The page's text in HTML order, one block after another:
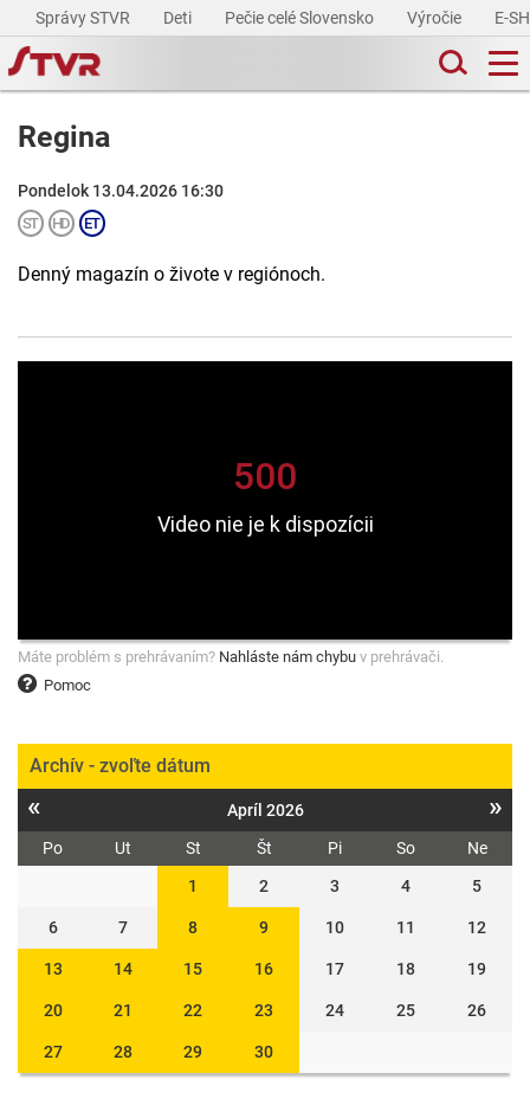
Správy STVR Deti Pečie celé Slovensko Výročie E-
Regina
Pondelok 13.04.2026 16:30
Denný magazín o živote v regiónoch.
Pomoc
Máte problém s prehrávaním? Nahláste nám chybu v prehrávači.
Archív - zvoľte dátum
« Apríl 2026 »
Po Ut St Št Pi So
Ne
1
2 3 4 5
6 7 8 9 10 11 12
13 14 15 16 17 18 19
20 21 22 23 24 25 26
27 28 29 30